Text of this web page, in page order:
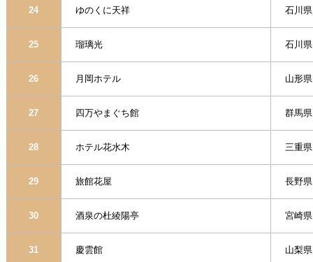
24 ゆのくに天祥 石川
25 瑠璃光 石川
26 月岡ホテル 山形
27 四万やまぐち館 群馬
28 ホテル花水木 三重
29 旅館花屋 長野
30 酒泉の杜綾陽亭 宮崎
31 慶雲館 山梨